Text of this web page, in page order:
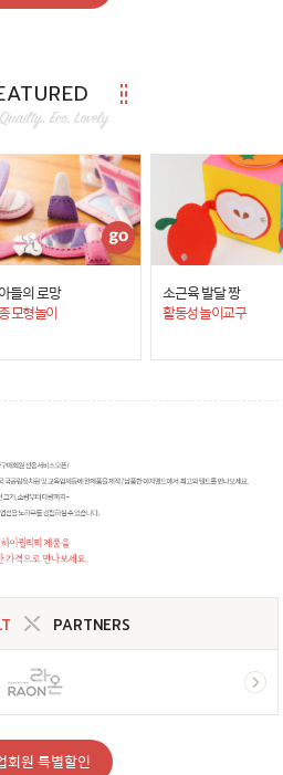
들의 로망
모형놀이
소근육 발달 짱
활동성 놀이교구
PARTNERS
회원 특별할인